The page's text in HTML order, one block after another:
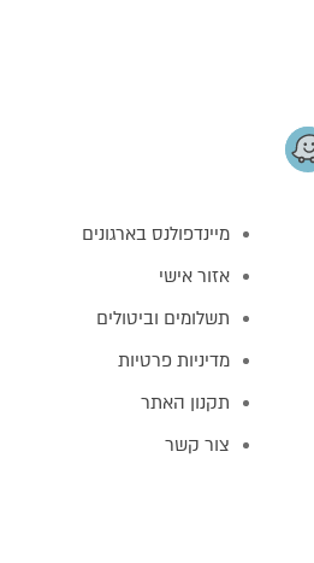
מיינדפולנס בארגונים
אזור אישי
תשלומים וביטולים
מדיניות פרטיות
תקנון האתר
צור קשר